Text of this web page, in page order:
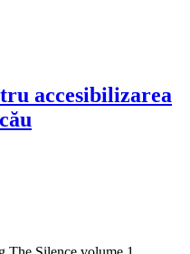
accesibilizarea